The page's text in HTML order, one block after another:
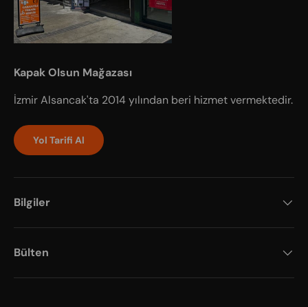
Kapak Olsun Mağazası
İzmir Alsancak'ta 2014 yılından beri hizmet vermektedir.
Yol Tarifi Al
Bilgiler
Bülten